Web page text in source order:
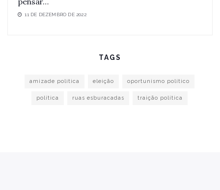
11 DE DEZEMBRO DE 2022
TAGS
amizade politica eleição oportunismo político
política ruas esburacadas traição política